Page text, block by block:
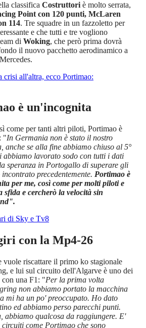
classifica Costruttori è molto serrata,
Point con 120 punti, McLaren
114. Tre squadre in un fazzoletto per
e che tutti e tre vogliono
di Woking, che però prima dovrà
il nuovo pacchetto aerodinamico a
crisi all'altra, ecco Portimao:
è un'incognita
come per tanti altri piloti, Portimao è
"In Germania non è stato il nostro
anche se alla fine abbiamo chiuso al 5°
abbiamo lavorato sodo con tutti i dati
speranza in Portogallo di superare gli
precedentemente. Portimao è
per me, così come per molti piloti e
e cercherò la velocità sin
di Sky e Tv8
con la Mp4-26
vuole riscattare il primo ko stagionale
e lui sul circuito dell'Algarve è uno dei
una F1: "Per la prima volta
non abbiamo portato la macchina
mi ha un po' preoccupato. Ho dato
ed abbiamo perso parecchi punti.
abbiamo qualcosa da raggiungere. E'
come Portimao che sono